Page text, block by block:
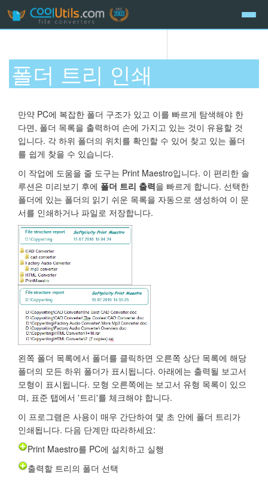
폴더 트리 인쇄
만약 PC에 복잡한 폴더 구조가 있고 이를 빠르게 탐색해야 한
다면, 폴더 목록을 출력하여 손에 가지고 있는 것이 유용할 것
입니다. 각 하위 폴더의 위치를 확인할 수 있어 찾고 있는 폴더
를 쉽게 찾을 수 있습니다.
이 작업에 도움을 줄 도구는 Print Maestro입니다. 이 편리한 솔
루션은 미리보기 후에 폴더 트리 출력을 빠르게 합니다. 선택한
폴더에 있는 폴더의 읽기 쉬운 목록을 자동으로 생성하여 이 문
서를 인쇄하거나 파일로 저장합니다.
왼쪽 폴더 목록에서 폴더를 클릭하면 오른쪽 상단 목록에 해당
폴더의 모든 하위 폴더가 표시됩니다. 아래에는 출력될 보고서
모형이 표시됩니다. 모형 오른쪽에는 보고서 유형 목록이 있으
며, 표준 탭에서 '트리'를 체크해야 합니다.
이 프로그램은 사용이 매우 간단하여 몇 초 안에 폴더 트리가
인쇄됩니다. 다음 단계만 따라하세요:
Print Maestro를 PC에 설치하고 실행
출력할 트리의 폴더 선택